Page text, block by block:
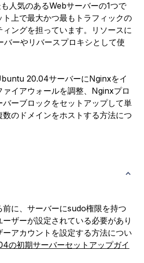
人気のあるWebサーバーの1つで
ト上で最大かつ最もトラフィックの
ングを担っています。リソースに
バーやリバースプロキシとして使
20.04サーバーにNginxをイ
ァイアウォールを調整、Nginxプロ
バーブロックをセットアップして単
のドメインをホストする方法につ
前に、サーバーにsudo権限を持つ
ザーが設定されている必要があり
ーアカウントを設定する方法につい
の初期サーバーセットアップガイ